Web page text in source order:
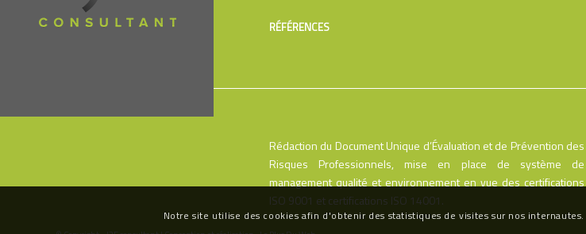
RÉFÉRENCES
Rédaction du Document Unique d’Évaluation et de Prévention des
Risques Professionnels, mise en place de système de
management qualité et environnement en vue des certifications
ISO 9001 et certifications ISO 14001.
Notre site utilise des cookies afin d'obtenir des statistiques de visites sur nos internautes.